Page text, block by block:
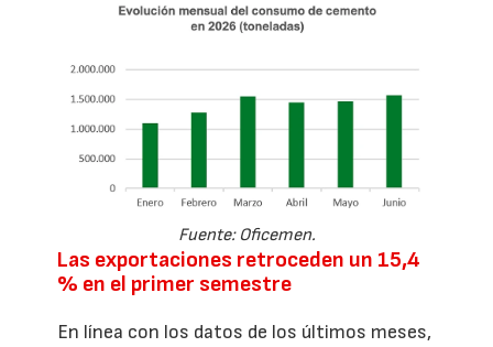
Fuente: Oficemen.
Las exportaciones retroceden un 15,4
% en el primer semestre
En línea con los datos de los últimos meses,